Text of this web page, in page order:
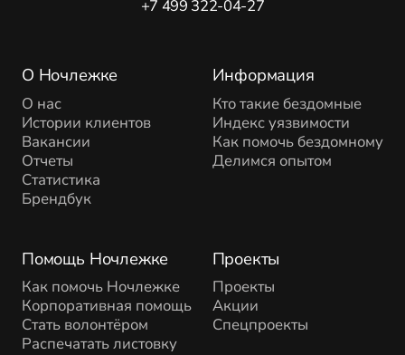
О Ночлежке
О нас
Истории клиентов
Вакансии
Отчеты
Статистика
Брендбук
Помощь Ночлежке
Как помочь Ночлежке
Корпоративная помощь
Стать волонтёром
Распечатать листовку
Проекты
Проекты
Акции
Спецпроекты
Информация
Кто такие бездомные
Индекс уязвимости
Как помочь бездомному
Делимся опытом
+7 499 322-04-27